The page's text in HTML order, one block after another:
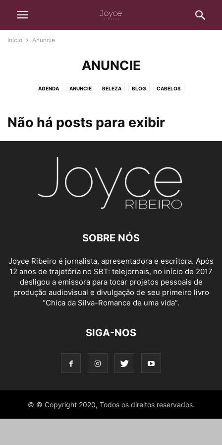
Início Anuncie
ANUNCIE
AGENDA ANUNCIE BELEZA BLOG CABELOS
SAÚDE SEM CATEGORIA VIAGENS WEIRD
Não há posts para exibir
SOBRE NÓS
Joyce Ribeiro é jornalista, apresentadora e escritora. Após
12 anos de trajetória no SBT: telejornais, no início de 2017
desligou a emissora para tocar projetos pessoais de
produção audiovisual e divulgação de seu primeiro livro
“Chica da Silva-Romance de uma vida”.
SIGA-NOS
© © Copyright 2020, Todos os direitos reservados.